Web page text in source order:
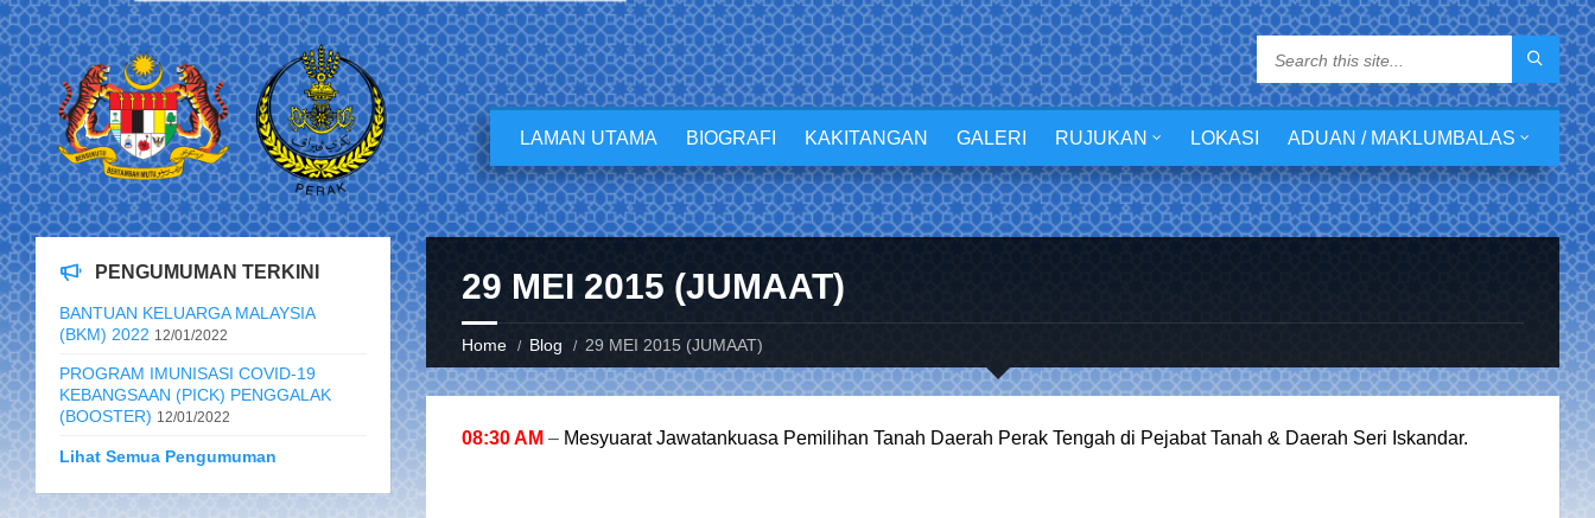
LAMAN UTAMA BIOGRAFI KAKITANGAN GALERI RUJUKAN LOKASI ADUAN / MAKLUMBALAS
29 MEI 2015 (JUMAAT)
Home Blog 29 MEI 2015 (JUMAAT)
08:30 AM – Mesyuarat Jawatankuasa Pemilihan Tanah Daerah Perak Tengah di Pejabat Tanah & Daerah Seri Iskandar.
PENGUMUMAN TERKINI
BANTUAN KELUARGA MALAYSIA
(BKM) 2022 12/01/2022
PROGRAM IMUNISASI COVID-19
KEBANGSAAN (PICK) PENGGALAK
(BOOSTER) 12/01/2022
Lihat Semua Pengumuman